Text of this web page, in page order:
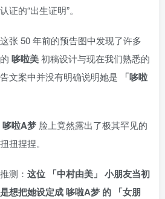
的“出生证明”。
张 50 年前的预告图中发现了许多
哆啦美初稿设计与现在我们熟悉的
文案中并没有明确说明她是
「哆啦
哆啦A梦 脸上竟然露出了极其罕见的
扭捏捏。
测： 这位 「中村由美」 小朋友当初
想把她设定成 哆啦A梦 的 「女朋